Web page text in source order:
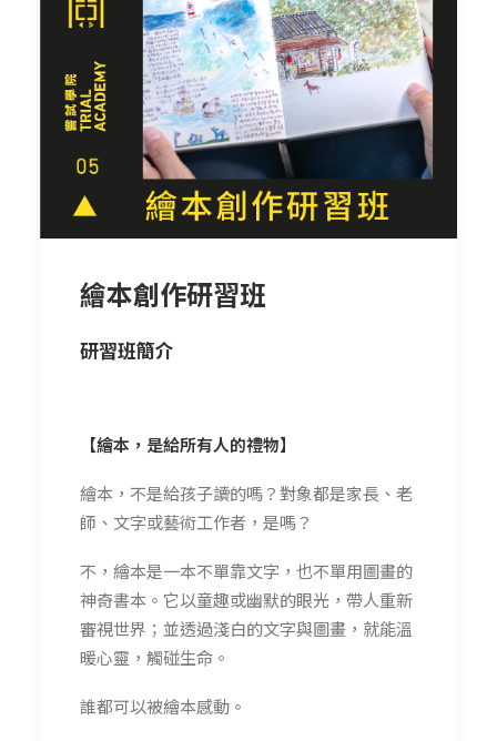
繪本創作研習班
研習班簡介
【繪本，是給所有人的禮物】
繪本，不是給孩子讀的嗎？對象都是家長、老
師、文字或藝術工作者，是嗎？
不，繪本是一本不單靠文字，也不單用圖畫的
神奇書本。它以童趣或幽默的眼光，帶人重新
審視世界；並透過淺白的文字與圖畫，就能溫
暖心靈，觸碰生命。
誰都可以被繪本感動。